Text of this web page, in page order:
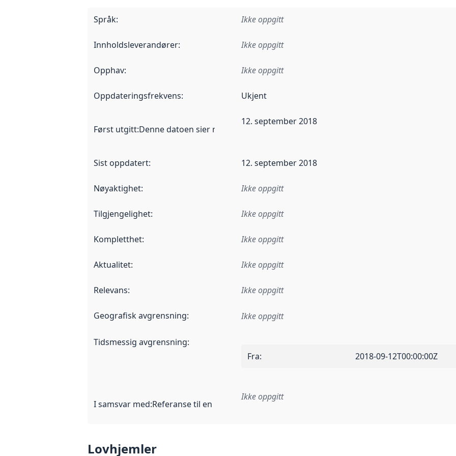
Språk: Ikke oppgitt
Innholdsleverandører: Ikke oppgitt
Opphav: Ikke oppgitt
Oppdateringsfrekvens: Ukjent
Først utgitt:Denne datoen sier når dataene i dette datasettet første gang ble utgitt. Det kan
12. september 2018
Sist oppdatert: 12. september 2018
Nøyaktighet: Ikke oppgitt
Tilgjengelighet: Ikke oppgitt
Kompletthet: Ikke oppgitt
Aktualitet: Ikke oppgitt
Relevans: Ikke oppgitt
Geografisk avgrensning: Ikke oppgitt
Tidsmessig avgrensning:
Fra: 2018-09-12T00:00:00Z
I samsvar med:Referanse til en implementasjonsregel eller annen spesifikasjon, som ligger
Ikke oppgitt
Lovhjemler